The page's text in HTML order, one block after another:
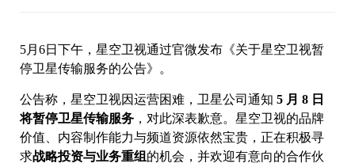
5月6日下午，星空卫视通过官微发布《关于星空卫视暂
停卫星传输服务的公告》。
公告称，星空卫视因运营困难，卫星公司通知 5 月 8 日
将暂停卫星传输服务 ，对此深表歉意。星空卫视的品牌
价值、内容制作能力与频道资源依然宝贵，正在积极寻
求战略投资与业务重组的机会，并欢迎有意向的合作伙